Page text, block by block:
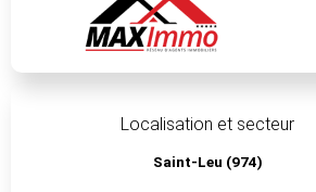
Localisation et secteur
Saint-Leu (974)